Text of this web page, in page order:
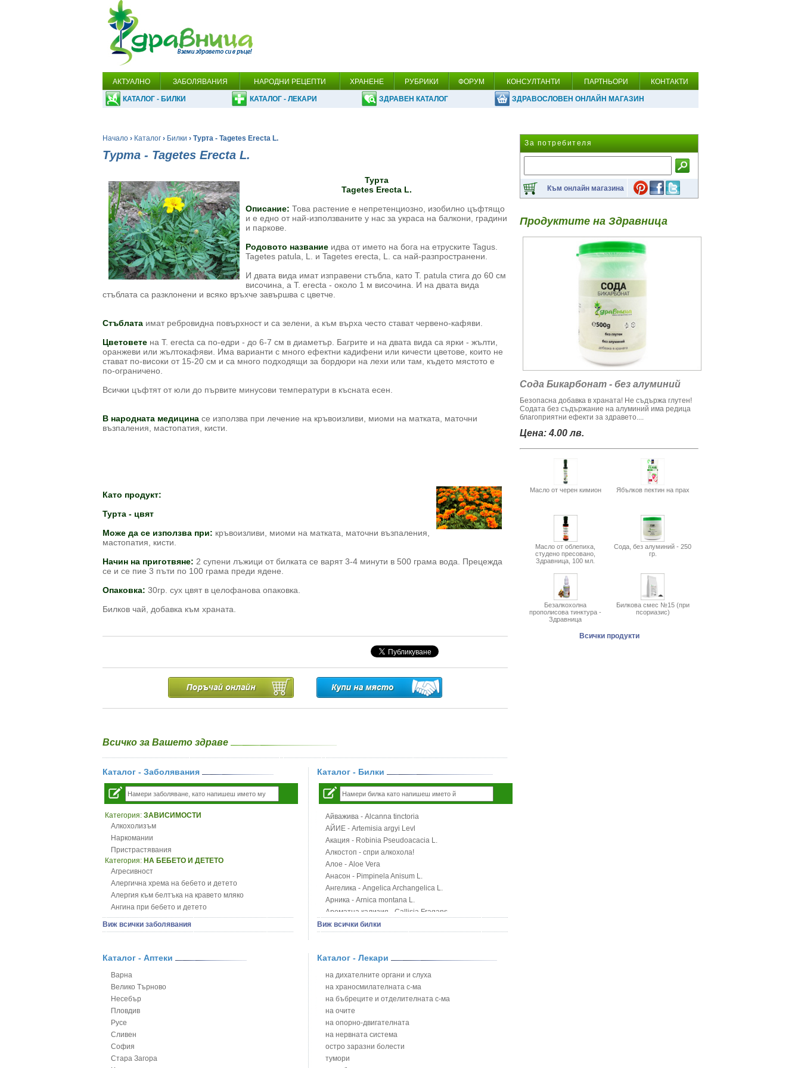
АКТУАЛНО ЗАБОЛЯВАНИЯ НАРОДНИ РЕЦЕПТИ ХРАНЕНЕ РУБРИКИ ФОРУМ КОНСУЛТАНТИ ПАРТНЬОРИ КОНТАКТИ
КАТАЛОГ - БИЛКИ КАТАЛОГ - ЛЕКАРИ ЗДРАВЕН КАТАЛОГ ЗДРАВОСЛОВЕН ОНЛАЙН МАГАЗИН
Начало › Каталог › Билки › Турта - Tagetes Erecta L.
Турта - Tagetes Erecta L.
Турта
Tagetes Erecta L.
Описание: Това растение е непретенциозно, изобилно цъфтящо
и е едно от най-използваните у нас за украса на балкони, градини
и паркове.
Родовото название идва от името на бога на етруските Tagus.
Tagetes patula, L. и Tagetes erecta, L. са най-разпространени.
И двата вида имат изправени стъбла, като T. patula стига до 60 см
височина, а T. erecta - около 1 м височина. И на двата вида
стъблата са разклонени и всяко връхче завършва с цветче.
Стъблата имат ребровидна повърхност и са зелени, а към върха често стават червено-кафяви.
Цветовете на T. erecta са по-едри - до 6-7 см в диаметър. Багрите и на двата вида са ярки - жълти,
оранжеви или жълтокафяви. Има варианти с много ефектни кадифени или кичести цветове, които не
стават по-високи от 15-20 см и са много подходящи за бордюри на лехи или там, където мястото е
по-ограничено.
Всички цъфтят от юли до първите минусови температури в късната есен.
В народната медицина се използва при лечение на кръвоизливи, миоми на матката, маточни
възпаления, мастопатия, кисти.
Като продукт:
Турта - цвят
Може да се използва при: кръвоизливи, миоми на матката, маточни възпаления,
мастопатия, кисти.
Начин на приготвяне: 2 супени лъжици от билката се варят 3-4 минути в 500 грама вода. Прецежда
се и се пие 3 пъти по 100 грама преди ядене.
Опаковка: 30гр. сух цвят в целофанова опаковка.
Билков чай, добавка към храната.
Всичко за Вашето здраве
Каталог - Заболявания
Категория: ЗАВИСИМОСТИ
Алкохолизъм
Наркомании
Пристрастявания
Категория: НА БЕБЕТО И ДЕТЕТО
Агресивност
Алергична хрема на бебето и детето
Алергия към белтъка на кравето мляко
Ангина при бебето и детето
Анемия при бебето и детето
Апетит - пълни деца
Безапетитие при бебето и детето
Бронхит и пневмония при деца
Варицела
Висока температура на бебето и детето
Възпаление на ушите на бебето и детето
Глисти
Грижа за пъпа на новороденото
Грип при бебето и детето
Гърч
Виж всички заболявания
Каталог - Билки
Айважива - Alcanna tinctoria
АЙИЕ - Artemisia argyi Levl
Акация - Robinia Pseudoacacia L.
Алкостоп - спри алкохола!
Алое - Aloe Vera
Анасон - Pimpinela Anisum L.
Ангелика - Angelica Archangelica L.
Арника - Arnica montana L.
Ароматна кализия - Callisia Fragans
Арония - Sorbus melanocorpa
Блатен аир - Acorus calamus L.
Блатен тъжник - Spirea ulmaria L.
Блян
Бобови шушулки - Phaseolus Vulgaris L.
Божур - Paeonia Decora
Борови връхчета - Pinus sylvestris
Босилек - Ocimum Basillicum
Брей - Tamus Communis
Брош - Rubia tinctorum L.
Виж всички билки
Каталог - Аптеки
Варна
Велико Търново
Несебър
Пловдив
Русе
Сливен
София
Стара Загора
Каталог - Лекари
на дихателните органи и слуха
на храносмилателната с-ма
на бъбреците и отделителната с-ма
на очите
на опорно-двигателната
на нервната система
остро заразни болести
тумори
За потребителя
Към онлайн магазина
Продуктите на Здравница
Сода Бикарбонат - без алуминий
Безопасна добавка в храната! Не съдържа глутен!
Содата без съдържание на алуминий има редица
благоприятни ефекти за здравето....
Цена: 4.00 лв.
Масло от черен кимион Ябълков пектин на прах
Масло от облепиха,
студено пресовано,
Здравница, 100 мл.
Сода, без алуминий - 250
гр.
Безалкохолна
прополисова тинктура -
Здравница
Билкова смес №15 (при
псориазис)
Всички продукти